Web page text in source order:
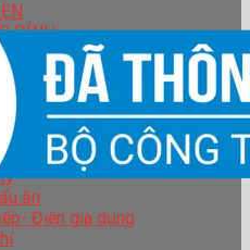
DÍNH
ăn
Điện gia dụng